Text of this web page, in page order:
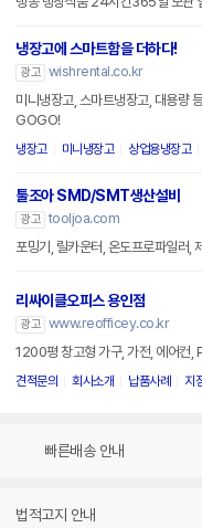
냉장고에 스마트함을 더하다!
광고 wishrental.co.kr
미니냉장고, 스마트냉장고, 대용량
GOGO!
냉장고 미니냉장고 상업용냉장고
툴조아 SMD/SMT생산설비
광고 tooljoa.com
포밍기, 릴카운터, 온도프로파일러,
리싸이클오피스 용인점
광고 www.reofficey.co.kr
1200평 창고형 가구, 가전, 에어컨,
견적문의 회사소개 납품사례 지
빠른배송 안내
법적고지 안내